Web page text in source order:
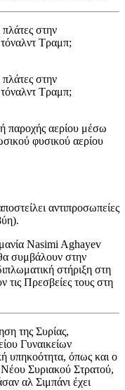
παροχής αερίου μέσω
φυσικού αερίου
αντιπροσωπείες
Nasimi Aghayev
συμβάλουν στην
στήριξη στη
τις Πρεσβείες τους στη
της Συρίας,
Γυναικείων
υπηκοότητα, όπως και ο
Συριακού Στρατού,
αλ Σιμπάνι έχει